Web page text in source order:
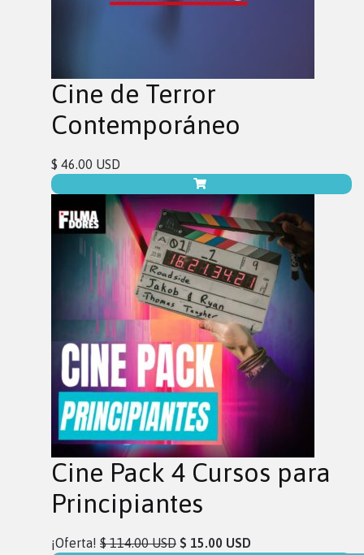
Cine de Terror
Contemporáneo
$ 46.00 USD
Cine Pack 4 Cursos para
Principiantes
¡Oferta! $ 114.00 USD $ 15.00 USD